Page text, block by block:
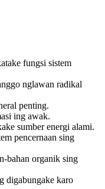
fungsi sistem
nglawan radikal
penting.
ing awak.
sumber energi alami.
pencernaan sing
bahan organik sing
digabungake karo